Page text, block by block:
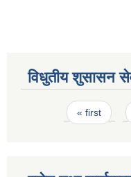
विधुतीय शुसासन
Pages« first